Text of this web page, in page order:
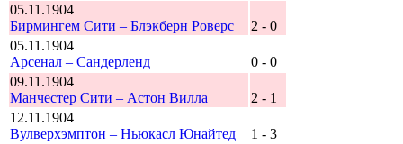
05.11.1904
Бирмингем Сити – Блэкберн Роверс
2 - 0
05.11.1904
Арсенал – Сандерленд
0 - 0
09.11.1904
Манчестер Сити – Астон Вилла
2 - 1
12.11.1904
Вулверхэмптон – Ньюкасл Юнайтед
1 - 3